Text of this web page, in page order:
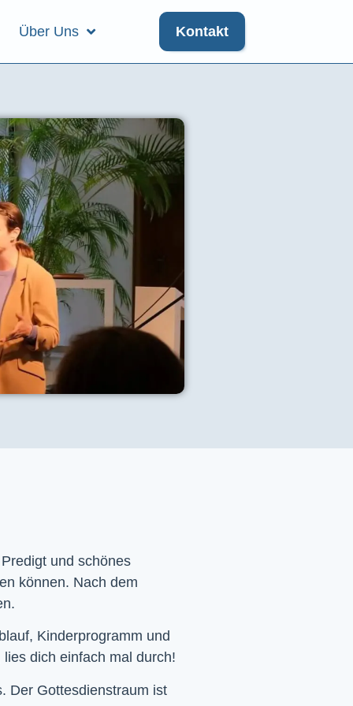
Über Uns Kontakt
und schönes
können. Nach dem
Kinderprogramm und
dich einfach mal durch!
Der Gottesdienstraum ist